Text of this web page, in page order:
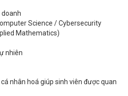
doanh
Science / Cybersecurity
Mathematics)
nhiên
nhân hoá giúp sinh viên được quan